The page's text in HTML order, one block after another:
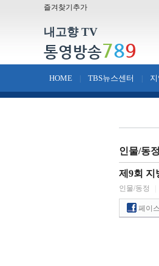
즐겨찾기추가
내고향 TV
통영방송789
HOME TBS뉴스센터
인물/동정
제9회 지
인물/동정
페이